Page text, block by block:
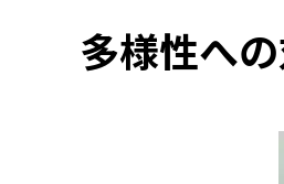
多様性へ